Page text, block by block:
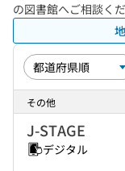
の図書館へご相談く
その他
J-STAGE
デジタル